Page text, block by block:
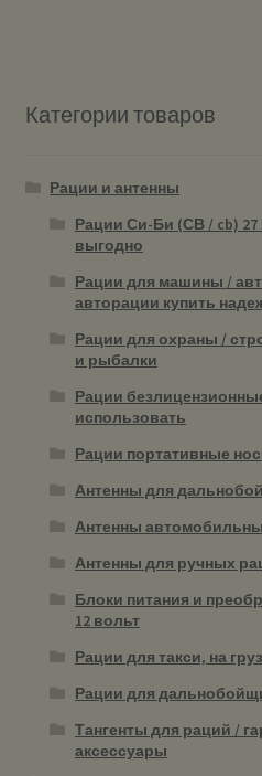
Категории товаров
Рации и антенны
Рации Си-Би (СВ / cb) 27
выгодно
Рации для машины /
авторации купить
Рации для охраны /
и рыбалки
Рации
использовать
Рации портативные
Антенны для
Антенны
Антенны для ручных
Блоки питания и
12 вольт
Рации для такси, на
Рации для
Тангенты для раций /
аксессуары